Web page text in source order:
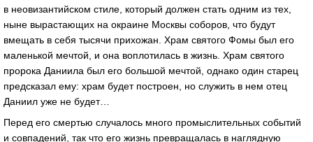
в неовизантийском стиле, который должен стать одним из тех,
ныне вырастающих на окраине Москвы соборов, что будут
вмещать в себя тысячи прихожан. Храм святого Фомы был его
маленькой мечтой, и она воплотилась в жизнь. Храм святого
пророка Даниила был его большой мечтой, однако один старец
предсказал ему: храм будет построен, но служить в нем отец
Даниил уже не будет…
Перед его смертью случалось много промыслительных событий
и совпадений, так что его жизнь превращалась в наглядную